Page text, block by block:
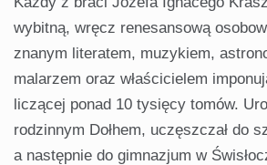
wybitną, wręcz renesansową
znanym literatem, muzykiem,
malarzem oraz właścicielem
liczącej ponad 10 tysięcy tomów.
rodzinnym Dołhem, uczęszczał do
a następnie do gimnazjum w